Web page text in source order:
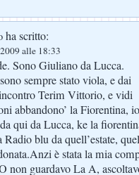
ha scritto:
alle 18:33
Sono Giuliano da Lucca.
sempre stato viola, e dai
Terim Vittorio, e vidi
abbandono’ la Fiorentina, io
da qui da Lucca, ke la
blu da quell’estate,
è stata la mia
non guardavo La A,